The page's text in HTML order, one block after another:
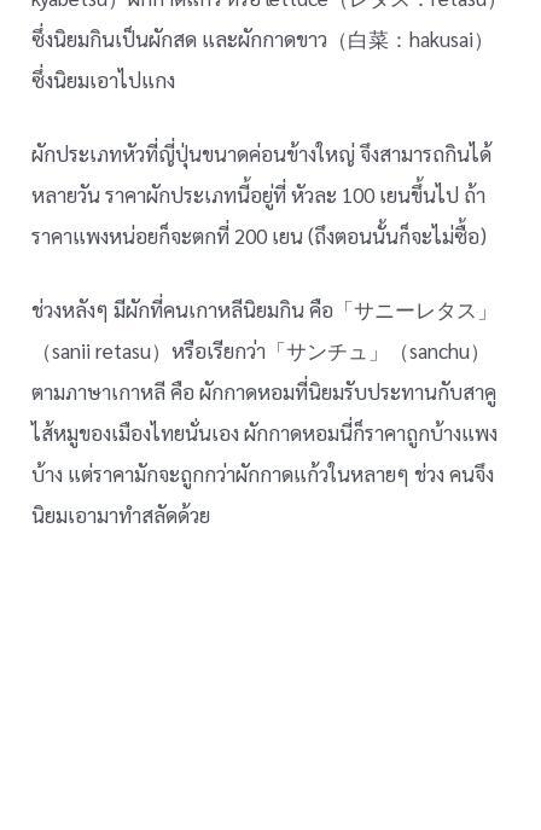
ซึ่งนิยมกินเป็นผักสด และผักกาดขาว（白菜：hakusai）
ซึ่งนิยมเอาไปแกง
ผักประเภทหัวที่ญี่ปุ่นขนาดค่อนข้างใหญ่ จึงสามารถกินได้
หลายวัน ราคาผักประเภทนี้อยู่ที่ หัวละ 100 เยนขึ้นไป ถ้า
ราคาแพงหน่อยก็จะตกที่ 200 เยน (ถึงตอนนั้นก็จะไม่ซื้อ)
ช่วงหลังๆ มีผักที่คนเกาหลีนิยมกิน คือ「サニーレタス」
（sanii retasu）หรือเรียกว่า「サンチュ」（sanchu）
ตามภาษาเกาหลี คือ ผักกาดหอมที่นิยมรับประทานกับสาคู
ไส้หมูของเมืองไทยนั่นเอง ผักกาดหอมนี่ก็ราคาถูกบ้างแพง
บ้าง แต่ราคามักจะถูกกว่าผักกาดแก้วในหลายๆ ช่วง คนจึง
นิยมเอามาทำสลัดด้วย